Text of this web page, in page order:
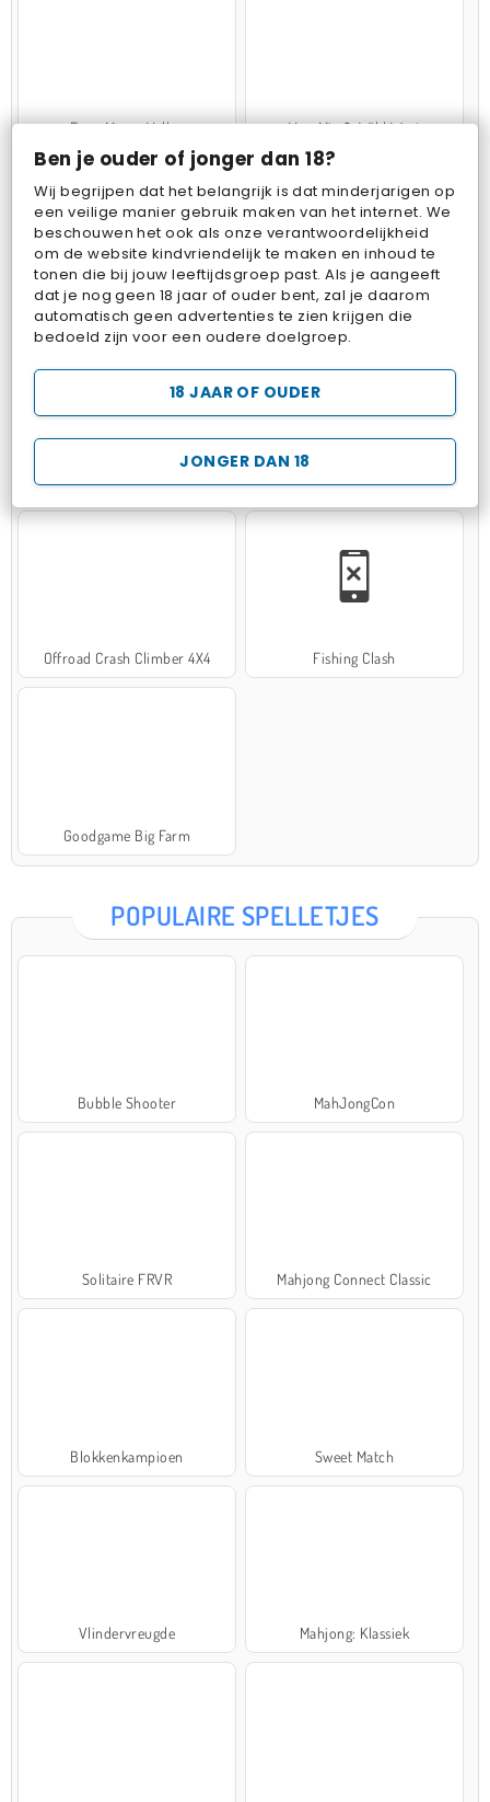
Ben je ouder of jonger dan 18?
Wij begrijpen dat het belangrijk is dat minderjarigen op
een veilige manier gebruik maken van het internet. We
beschouwen het ook als onze verantwoordelijkheid
om de website kindvriendelijk te maken en inhoud te
tonen die bij jouw leeftijdsgroep past. Als je aangeeft
dat je nog geen 18 jaar of ouder bent, zal je daarom
automatisch geen advertenties te zien krijgen die
bedoeld zijn voor een oudere doelgroep.
JONGER DAN 18
18 JAAR OF OUDER
Farm Merge Valley VegaMix 2: Wild West
Pop Fruit Bubbits
Hospital Surgeon Doctor Game Potion Sort
Offroad Crash Climber 4X4 Fishing Clash
Goodgame Big Farm
POPULAIRE SPELLETJES
Bubble Shooter MahJongCon
Solitaire FRVR Mahjong Connect Classic
Blokkenkampioen Sweet Match
Vlindervreugde Mahjong: Klassiek